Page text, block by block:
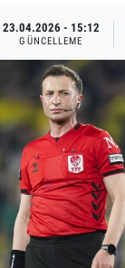
23.04.2026 - 15:12
GÜNCELLEME